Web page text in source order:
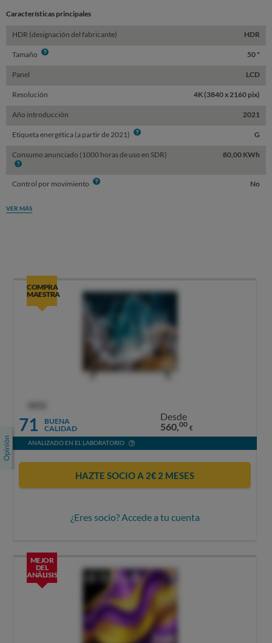
Características principales
HDR (designación del fabricante) HDR
Tamaño Info 50 "
Panel LCD
Resolución 4K (3840 x 2160 pix)
Año introducción 2021
Etiqueta energética (a partir de 2021) Info G
Consumo anunciado (1000 horas de uso en SDR)
Info
80,00 KWh
Control por movimiento Info No
VER MÁS
COMPRA
MAESTRA
71
BUENA
CALIDAD
Desde
560,00 €
ANALIZADO EN EL LABORATORIO
HAZTE SOCIO A 2€ 2 MESES
¿Eres socio? Accede a tu cuenta
MEJOR
DEL
ANÁLISIS